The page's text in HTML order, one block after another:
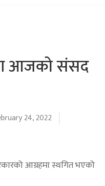
आजको संसद
24, 2022
आग्रहमा स्थगित भएको